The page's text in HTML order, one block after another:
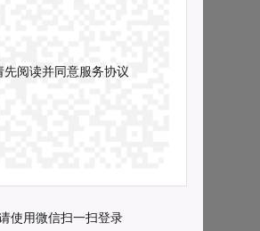
先阅读并同意服务协议
使用微信扫一扫登录